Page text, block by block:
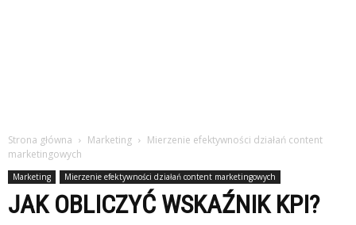
Strona główna Marketing
Mierzenie efektywności działań content
marketingowych
Marketing Mierzenie efektywności działań content marketingowych
JAK OBLICZYĆ WSKAŹNIK KPI?